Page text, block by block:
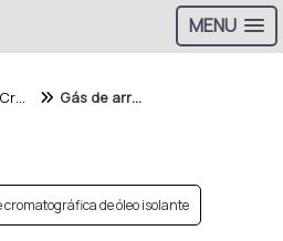
MENU
Análise Cromatografica - Categoria Gás de arraste cromatografia gasosa
cromatográfica de óleo isolante